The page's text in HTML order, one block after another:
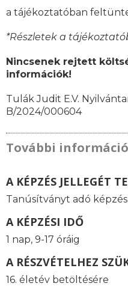
a tájékoztatóban
*Részletek a
Nincsenek rejtett
információk!
Tulák Judit E.V.
B/2024/000604
További információ
A KÉPZÉS JELLEGÉT
Tanúsítványt adó képzés
A KÉPZÉSI IDŐ
1 nap, 9-17 óráig
A RÉSZVÉTELHEZ
16. életév betöltésére